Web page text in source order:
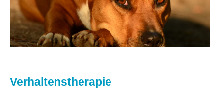
Verhaltenstherapie